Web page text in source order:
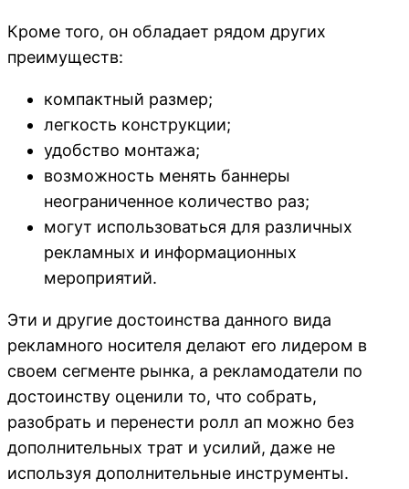
Кроме того, он обладает рядом других
преимуществ:
компактный размер;
легкость конструкции;
удобство монтажа;
возможность менять баннеры
неограниченное количество раз;
могут использоваться для различных
рекламных и информационных
мероприятий.
Эти и другие достоинства данного вида
рекламного носителя делают его лидером в
своем сегменте рынка, а рекламодатели по
достоинству оценили то, что собрать,
разобрать и перенести ролл ап можно без
дополнительных трат и усилий, даже не
используя дополнительные инструменты.